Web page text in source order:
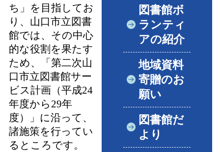
ち」を目指してお
り、山口市立図書
館では、その中心
的な役割を果たす
ため、「第二次山
口市立図書館サー
ビス計画（平成24
年度から29年
度）」に沿って、
諸施策を行ってい
るところです。
図書館ボ
ランティ
アの紹介
地域資料
寄贈のお
願い
図書館だ
より